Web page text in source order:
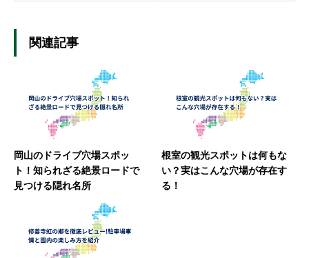
関連記事
岡山のドライブ穴場スポッ
ト！知られざる絶景ロードで
見つける隠れ名所
根室の観光スポットは何もな
い？実はこんな穴場が存在す
る！